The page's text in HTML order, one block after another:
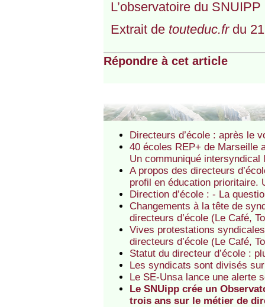
L’observatoire du SNUIPP
Extrait de touteduc.frdu
Répondre à cet article
Directeurs d’école : après le
40 écoles REP+ de Marseille
Un communiqué intersyndical
A propos des directeurs
profil en éducation prioritaire.
Direction d’école : - La
Changements à la tête de
directeurs d’école (Le Café,
Vives protestations
directeurs d’école (Le Café,
Statut du directeur d’école :
Les syndicats sont divisés
Le SE-Unsa lance une alerte
Le SNUipp crée un
trois ans sur le métier de